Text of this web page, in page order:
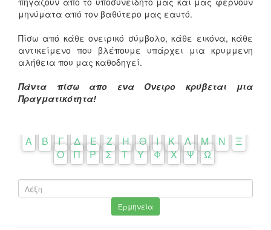
μηνύματα από τον βαθύτερο μας εαυτό.
Πίσω από κάθε ονειρικό σύμβολο, κάθε εικόνα, κάθε
αντικείμενο που βλέπουμε υπάρχει μια κρυμμενη
αλήθεια που μας καθοδηγεί.
Πάντα πίσω απο ενα Όνειρο κρύβεται μια
Πραγματικότητα!
Α Β Γ Δ Ε Ζ Η Θ Ι Κ Λ Μ Ν
Ξ
Ο
Π Ρ Σ Τ Υ Φ Χ Ψ Ω
Ερμηνεία